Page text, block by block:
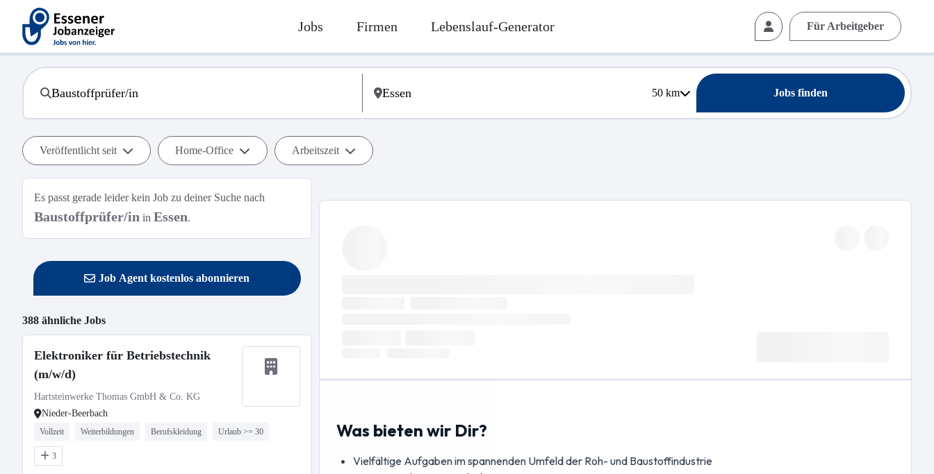
Jobs Firmen Lebenslauf-Generator Für Arbeitgeber
50km Jobs finden
Veröffentlicht seit Home-Office Arbeitszeit
Es passt gerade leider kein Job zu deiner Suche nach
Baustoffprüfer/in in Essen.
Job Agent kostenlos abonnieren
388 ähnliche Jobs
Elektroniker für Betriebstechnik
(m/w/d)
Hartsteinwerke Thomas GmbH & Co. KG
Nieder-Beerbach
Vollzeit Weiterbildungen Berufskleidung Urlaub >= 30
3